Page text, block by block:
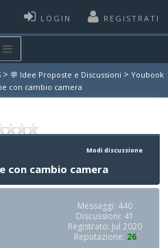
LOGIN REGISTRATI
> 💬 Idee Proposte e Discussioni > Youbook
con cambio camera
Modi discussione
con cambio camera
Messaggi: 440
Discussioni: 41
Registrato: Jul 2020
Reputazione: 26